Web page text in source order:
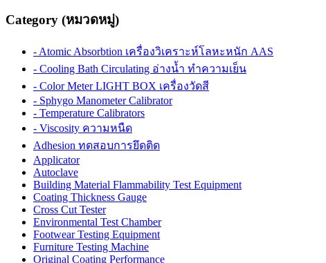
Category (หมวดหมู่)
- Atomic Absorbtion เครื่องวิเคราะห์โลหะหนัก AAS
- Cooling Bath Circulating อ่างน้ำ ทำความเย็น
- Color Meter LIGHT BOX เครื่องวัดสี
- Sphygo Manometer Calibrator
- Temperature Calibrators
- Viscosity ความหนืด
Adhesion ทดสอบการยึดติด
Applicator
Autoclave
Building Material Flammability Test Equipment
Coating Thickness Gauge
Cross Cut Tester
Environmental Test Chamber
Footwear Testing Equipment
Furniture Testing Machine
Original Coating Performance